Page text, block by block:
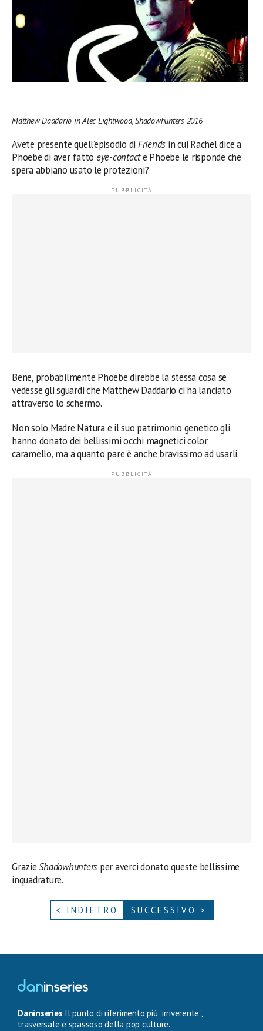
Matthew Daddario in Alec Lightwood, Shadowhunters 2016
Avete presente quell’episodio di Friends in cui Rachel dice a
Phoebe di aver fatto eye-contacte Phoebe le risponde che
spera abbiano usato le protezioni?
Bene, probabilmente Phoebe direbbe la stessa cosa se
vedesse gli sguardi che Matthew Daddario ci ha lanciato
attraverso lo schermo.
Non solo Madre Natura e il suo patrimonio genetico gli
hanno donato dei bellissimi occhi magnetici color
caramello, ma a quanto pare è anche bravissimo ad usarli.
GrazieShadowhunters per averci donato queste bellissime
inquadrature.
< INDIETRO SUCCESSIVO >
Daninseries Il punto di riferimento più "irriverente",
trasversale e spassoso della pop culture.